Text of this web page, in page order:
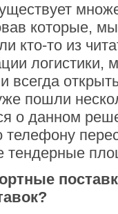
которые,
кто-то из
логистики,
всегда
пошли
о данном
тендерные